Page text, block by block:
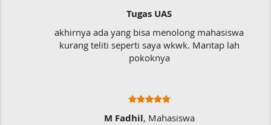
Tugas UAS
akhirnya ada yang bisa menolong mahasiswa
kurang teliti seperti saya wkwk. Mantap lah
pokoknya
M Fadhil, Mahasiswa